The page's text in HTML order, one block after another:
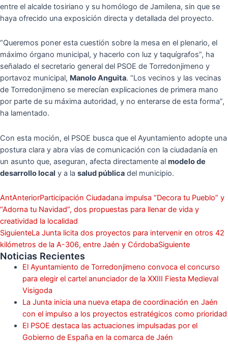
entre el alcalde tosiriano y su homólogo de Jamilena, sin que se
haya ofrecido una exposición directa y detallada del proyecto.
“Queremos poner esta cuestión sobre la mesa en el plenario, el
máximo órgano municipal, y hacerlo con luz y taquígrafos”, ha
señalado el secretario general del PSOE de Torredonjimeno y
portavoz municipal, Manolo Anguita. “Los vecinos y las vecinas
de Torredonjimeno se merecían explicaciones de primera mano
por parte de su máxima autoridad, y no enterarse de esta forma”,
ha lamentado.
Con esta moción, el PSOE busca que el Ayuntamiento adopte una
postura clara y abra vías de comunicación con la ciudadanía en
un asunto que, aseguran, afecta directamente al modelo de
desarrollo local y a la salud pública del municipio.
AntAnteriorParticipación Ciudadana impulsa “Decora tu Pueblo” y
“Adorna tu Navidad”, dos propuestas para llenar de vida y
creatividad la localidad
SiguienteLa Junta licita dos proyectos para intervenir en otros 42
kilómetros de la A-306, entre Jaén y CórdobaSiguiente
Noticias Recientes
El Ayuntamiento de Torredonjimeno convoca el concurso
para elegir el cartel anunciador de la XXIII Fiesta Medieval
Visigoda
La Junta inicia una nueva etapa de coordinación en Jaén
con el impulso a los proyectos estratégicos como prioridad
El PSOE destaca las actuaciones impulsadas por el
Gobierno de España en la comarca de Jaén